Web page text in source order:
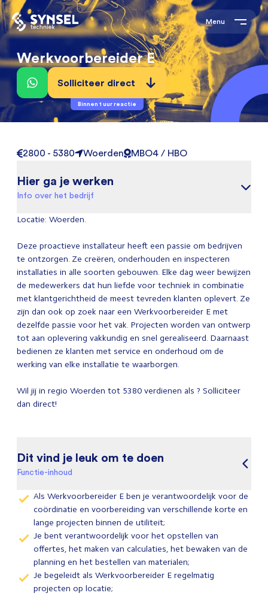
Menu
Werkvoorbereider E
Solliciteer direct
Binnen 1 uur reactie
2800 - 5380 Woerden MBO4 / HBO
Hier ga je werken
Info over het bedrijf
Locatie: Woerden.
Deze proactieve installateur heeft een passie om bedrijven
te ontzorgen. Ze creëren, onderhouden en inspecteren
installaties in alle soorten gebouwen. Elke dag weer bewijzen
de medewerkers dat hun liefde voor techniek in combinatie
met klantgerichtheid de meest tevreden klanten oplevert. Ze
zijn dan ook op zoek naar een Werkvoorbereider E met
dezelfde passie voor het vak. Projecten worden van ontwerp
tot aan oplevering vakkundig en snel gerealiseerd. Daarnaast
bedienen ze klanten met service en onderhoud om de
werking van elke installatie te waarborgen.
Wil jij in regio Woerden tot 5380 verdienen als ? Solliciteer
dan direct!
Dit vind je leuk om te doen
Functie-inhoud
Als Werkvoorbereider E ben je verantwoordelijk voor de
coördinatie en voorbereiding van verschillende korte en
lange projecten binnen de utiliteit;
Je bent verantwoordelijk voor het opstellen van
offertes, het maken van calculaties, het bewaken van de
planning en het bestellen van materialen;
Je begeleidt als Werkvoorbereider E regelmatig
projecten op locatie;